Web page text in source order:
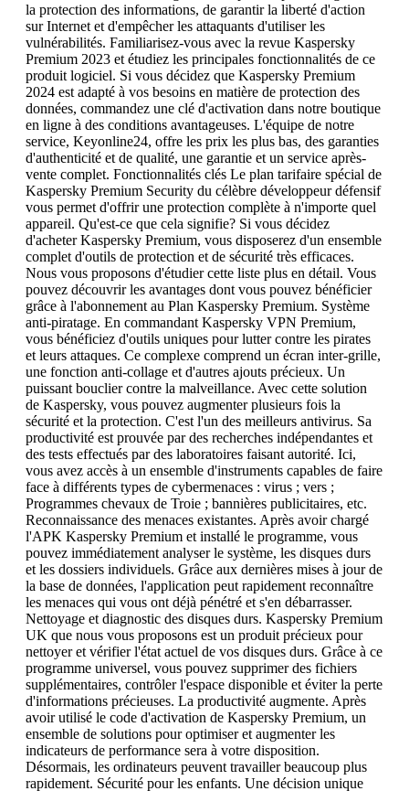
la protection des informations, de garantir la liberté d'action
sur Internet et d'empêcher les attaquants d'utiliser les
vulnérabilités. Familiarisez-vous avec la revue Kaspersky
Premium 2023 et étudiez les principales fonctionnalités de ce
produit logiciel. Si vous décidez que Kaspersky Premium
2024 est adapté à vos besoins en matière de protection des
données, commandez une clé d'activation dans notre boutique
en ligne à des conditions avantageuses. L'équipe de notre
service, Keyonline24, offre les prix les plus bas, des garanties
d'authenticité et de qualité, une garantie et un service après-
vente complet. Fonctionnalités clés Le plan tarifaire spécial de
Kaspersky Premium Security du célèbre développeur défensif
vous permet d'offrir une protection complète à n'importe quel
appareil. Qu'est-ce que cela signifie? Si vous décidez
d'acheter Kaspersky Premium, vous disposerez d'un ensemble
complet d'outils de protection et de sécurité très efficaces.
Nous vous proposons d'étudier cette liste plus en détail. Vous
pouvez découvrir les avantages dont vous pouvez bénéficier
grâce à l'abonnement au Plan Kaspersky Premium. Système
anti-piratage. En commandant Kaspersky VPN Premium,
vous bénéficiez d'outils uniques pour lutter contre les pirates
et leurs attaques. Ce complexe comprend un écran inter-grille,
une fonction anti-collage et d'autres ajouts précieux. Un
puissant bouclier contre la malveillance. Avec cette solution
de Kaspersky, vous pouvez augmenter plusieurs fois la
sécurité et la protection. C'est l'un des meilleurs antivirus. Sa
productivité est prouvée par des recherches indépendantes et
des tests effectués par des laboratoires faisant autorité. Ici,
vous avez accès à un ensemble d'instruments capables de faire
face à différents types de cybermenaces : virus ; vers ;
Programmes chevaux de Troie ; bannières publicitaires, etc.
Reconnaissance des menaces existantes. Après avoir chargé
l'APK Kaspersky Premium et installé le programme, vous
pouvez immédiatement analyser le système, les disques durs
et les dossiers individuels. Grâce aux dernières mises à jour de
la base de données, l'application peut rapidement reconnaître
les menaces qui vous ont déjà pénétré et s'en débarrasser.
Nettoyage et diagnostic des disques durs. Kaspersky Premium
UK que nous vous proposons est un produit précieux pour
nettoyer et vérifier l'état actuel de vos disques durs. Grâce à ce
programme universel, vous pouvez supprimer des fichiers
supplémentaires, contrôler l'espace disponible et éviter la perte
d'informations précieuses. La productivité augmente. Après
avoir utilisé le code d'activation de Kaspersky Premium, un
ensemble de solutions pour optimiser et augmenter les
indicateurs de performance sera à votre disposition.
Désormais, les ordinateurs peuvent travailler beaucoup plus
rapidement. Sécurité pour les enfants. Une décision unique